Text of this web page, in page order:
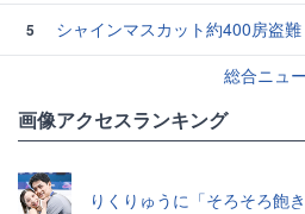
5
シャインマスカット約400房盗難
総合ニュ
画像アクセスランキング
りくりゅうに「そろそろ飽き